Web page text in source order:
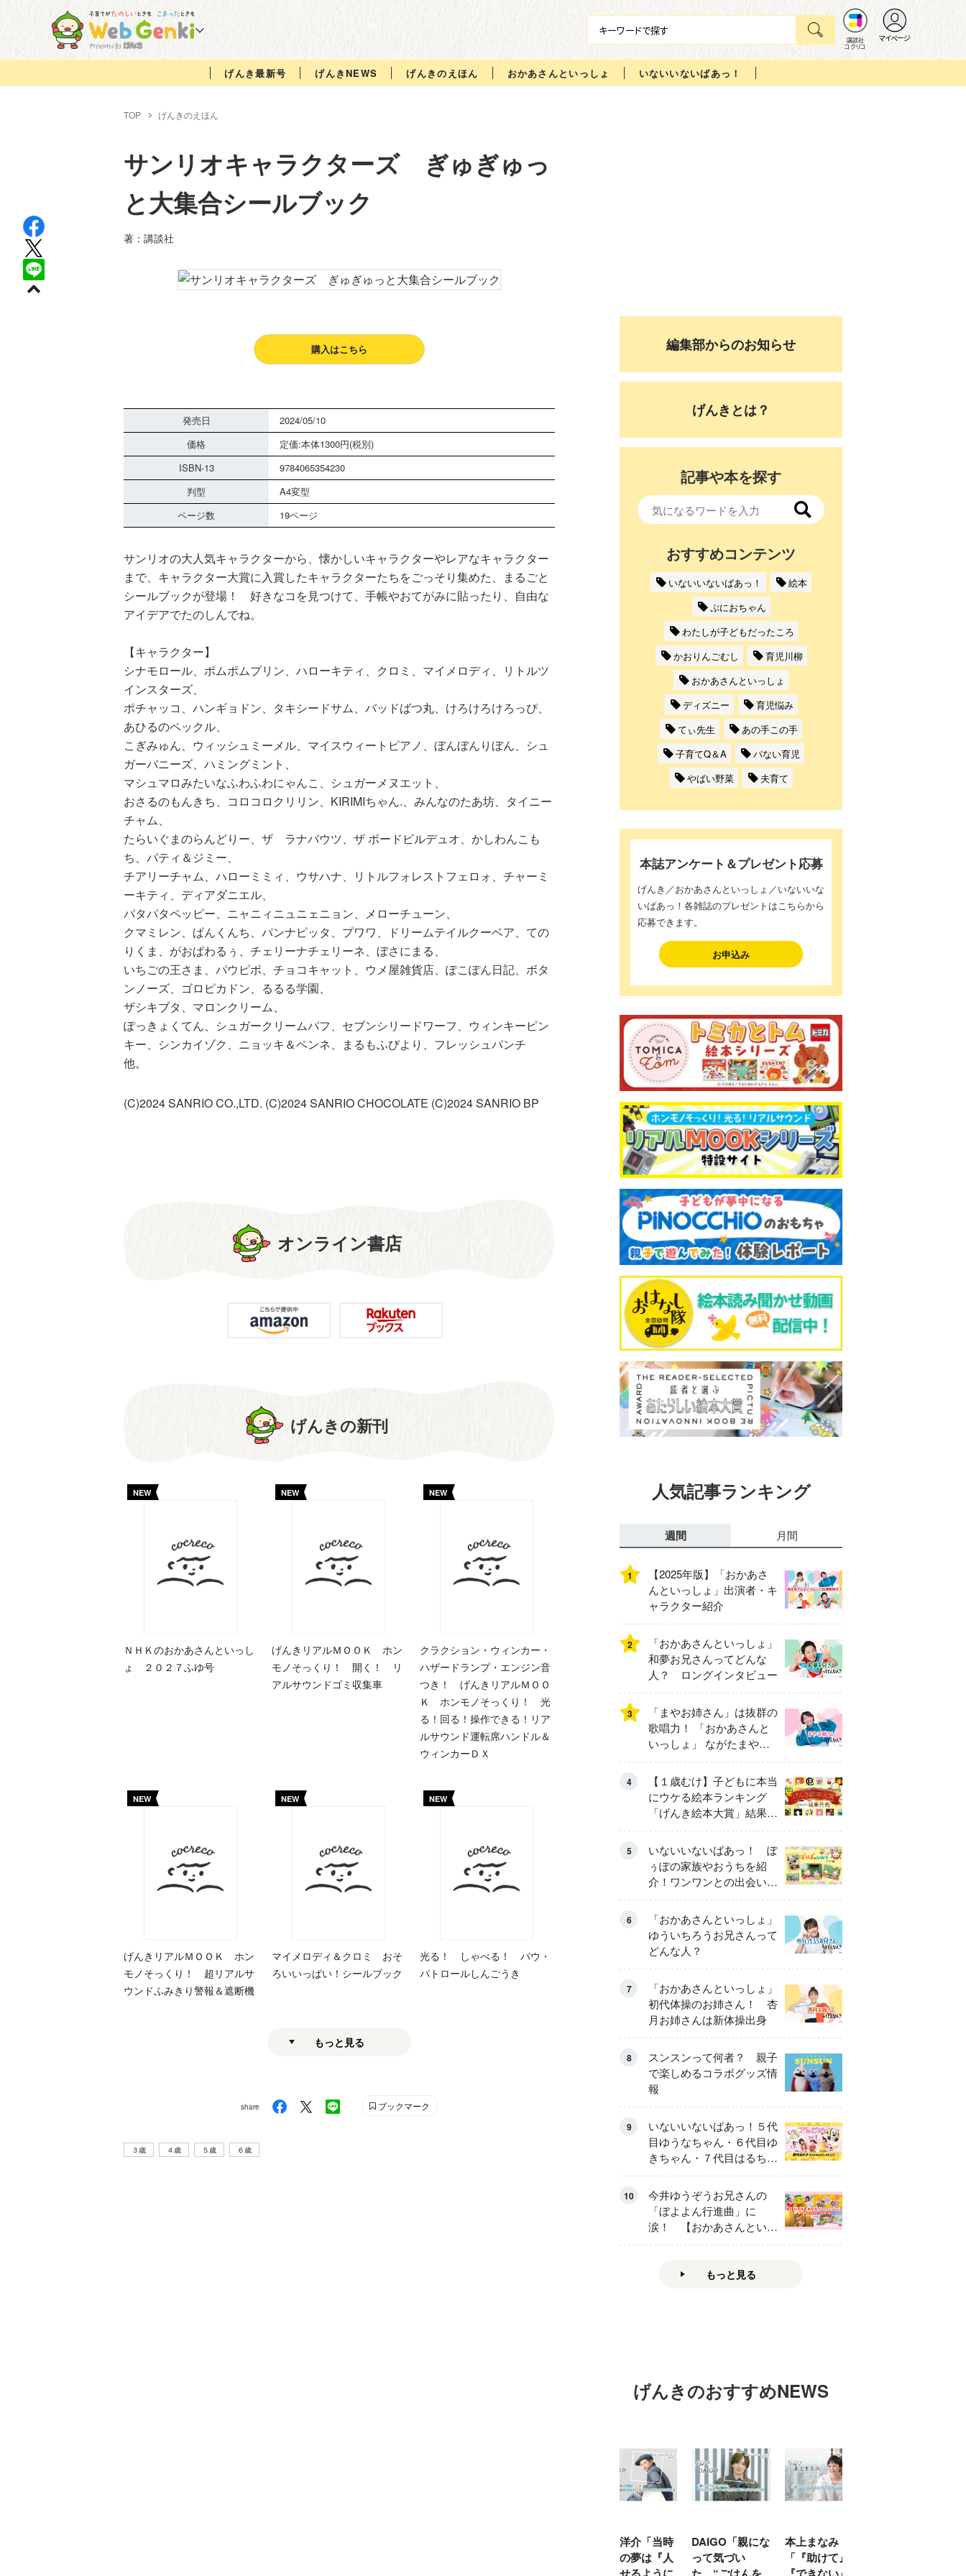
講談社
コクリコ
マイページ
げんき最新号 げんきNEWS げんきのえほん おかあさんといっしょ いないいないばあっ！
TOP げんきのえほん
サンリオキャラクターズ ぎゅぎゅっ
と大集合シールブック
著：講談社
購入はこちら
発売日
2024/05/10
価格
定価:本体1300円(税別)
ISBN-13
9784065354230
判型
A4変型
ページ数
19ページ
サンリオの大人気キャラクターから、懐かしいキャラクターやレアなキャラクター
まで、キャラクター大賞に入賞したキャラクターたちをごっそり集めた、まるごと
シールブックが登場！ 好きなコを見つけて、手帳やおてがみに貼ったり、自由な
アイデアでたのしんでね。
【キャラクター】
シナモロール、ポムポムプリン、ハローキティ、クロミ、マイメロディ、リトルツ
インスターズ、
ポチャッコ、ハンギョドン、タキシードサム、バッドばつ丸、けろけろけろっぴ、
あひるのペックル、
こぎみゅん、ウィッシュミーメル、マイスウィートピアノ、ぼんぼんりぼん、シュ
ガーバニーズ、ハミングミント、
マシュマロみたいなふわふわにゃんこ、シュガーメヌエット、
おさるのもんきち、コロコロクリリン、KIRIMIちゃん.、みんなのたあ坊、タイニー
チャム、
たらいぐまのらんどりー、ザ ラナバウツ、ザ ボードビルデュオ、かしわんこも
ち、パティ＆ジミー、
チアリーチャム、ハローミミィ、ウサハナ、リトルフォレストフェロォ、チャーミ
ーキティ、ディアダニエル、
パタパタペッピー、ニャニィニュニェニョン、メローチューン、
クマミレン、ぱんくんち、パンナピッタ、プワワ、ドリームテイルクーベア、ての
りくま、がおぱわるぅ、チェリーナチェリーネ、ぼさにまる、
いちごの王さま、パウピポ、チョコキャット、ウメ屋雑貨店、ぽこぽん日記、ボタ
ンノーズ、ゴロピカドン、るるる学園、
ザシキブタ、マロンクリーム、
ぽっきょくてん、シュガークリームパフ、セブンシリードワーフ、ウィンキーピン
キー、シンカイゾク、ニョッキ＆ペンネ、まるもふびより、フレッシュパンチ
他。
(C)2024 SANRIO CO.,LTD. (C)2024 SANRIO CHOCOLATE (C)2024 SANRIO BP
オンライン書店
げんきの新刊
NEW
ＮＨＫのおかあさんといっし
ょ ２０２７ふゆ号
NEW
げんきリアルＭＯＯＫ ホン
モノそっくり！ 開く！ リ
アルサウンドゴミ収集車
NEW
クラクション・ウィンカー・
ハザードランプ・エンジン音
つき！ げんきリアルＭＯＯ
Ｋ ホンモノそっくり！ 光
る！回る！操作できる！リア
ルサウンド運転席ハンドル＆
ウィンカーＤＸ
NEW
げんきリアルＭＯＯＫ ホン
モノそっくり！ 超リアルサ
ウンドふみきり警報＆遮断機
NEW
マイメロディ＆クロミ おそ
ろいいっぱい！シールブック
NEW
光る！ しゃべる！ パウ・
パトロールしんごうき
もっと見る
share ブックマーク
３歳 ４歳 ５歳 ６歳
編集部からのお知らせ
げんきとは？
記事や本を探す
おすすめコンテンツ
いないいないばあっ！
絵本
ぷにおちゃん
わたしが子どもだったころ
かおりんごむし
育児川柳
おかあさんといっしょ
ディズニー
育児悩み
てぃ先生
あの手この手
子育てQ＆A
パない育児
やばい野菜
夫育て
本誌アンケート＆プレゼント応募
げんき／おかあさんといっしょ／いないいな
いばあっ！各雑誌のプレゼントはこちらから
応募できます。
お申込み
人気記事ランキング
週間 月間
1
【2025年版】「おかあさ
んといっしょ」出演者・キ
ャラクター紹介
2
「おかあさんといっしょ」
和夢お兄さんってどんな
人？ ロングインタビュー
3
「まやお姉さん」は抜群の
歌唱力！ 「おかあさんと
いっしょ」 ながたまやさ
んってどんな人？
4
【１歳むけ】子どもに本当
にウケる絵本ランキング
「げんき絵本大賞」結果発
表
5
いないいないばあっ！ ぽ
ぅぽの家族やおうちを紹
介！ワンワンとの出会いの
瞬間も
6
「おかあさんといっしょ」
ゆういちろうお兄さんって
どんな人？
7
「おかあさんといっしょ」
初代体操のお姉さん！ 杏
月お姉さんは新体操出身
8
スンスンって何者？ 親子
で楽しめるコラボグッズ情
報
9
いないいないばあっ！５代
目ゆうなちゃん・６代目ゆ
きちゃん・７代目はるちゃ
ん スペシャルインタビュ
ー
10
今井ゆうぞうお兄さんの
「ぼよよん行進曲」に
涙！ 【おかあさんといっ
しょ65周年特別番組】
もっと見る
げんきのおすすめNEWS
窪塚洋介「当時
の俺の夢は『人
と話せるように
DAIGO「親にな
って気づい
た。“ごはんを
本上まなみ
「『助けて』
『できない』が